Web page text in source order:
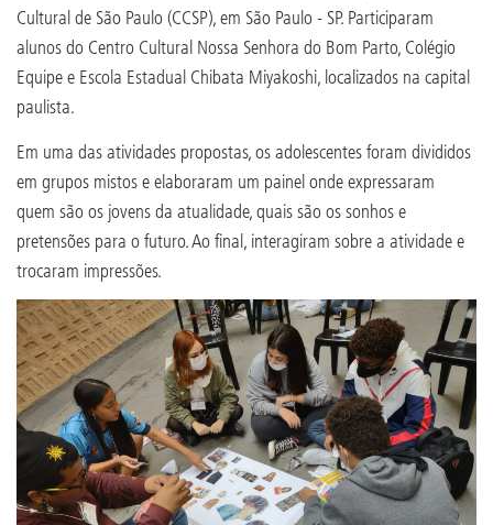
Cultural de São Paulo (CCSP), em São Paulo - SP. Participaram
alunos do Centro Cultural Nossa Senhora do Bom Parto, Colégio
Equipe e Escola Estadual Chibata Miyakoshi, localizados na capital
paulista.
Em uma das atividades propostas, os adolescentes foram divididos
em grupos mistos e elaboraram um painel onde expressaram
quem são os jovens da atualidade, quais são os sonhos e
pretensões para o futuro. Ao final, interagiram sobre a atividade e
trocaram impressões.